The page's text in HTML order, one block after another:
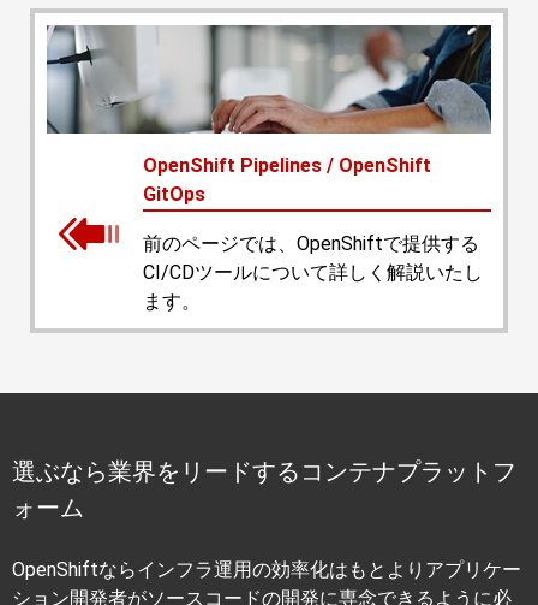
OpenShift Pipelines / OpenShift
GitOps
前のページでは、OpenShiftで提供する
CI/CDツールについて詳しく解説いたし
ます。
選ぶなら業界をリードするコンテナプラットフ
ォーム
OpenShiftならインフラ運用の効率化はもとよりアプリケー
ション開発者がソースコードの開発に専念できるように必